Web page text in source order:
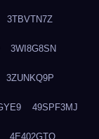
3TBVTN7Z
3WI8G8SN
3ZUNKQ9P
49SPF3MJ
4E402GTO